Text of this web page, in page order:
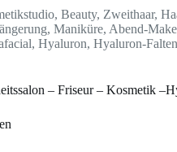
Beauty, Zweithaar,
Maniküre, Abend-
Hyaluron, Hyaluron-
– Friseur – Kosmetik